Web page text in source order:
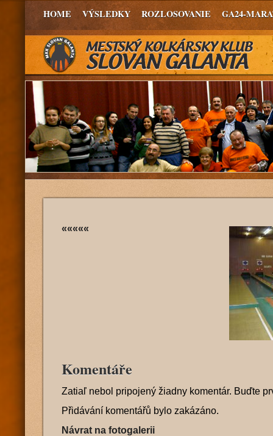
HOME VÝSLEDKY ROZLOSOVANIE GA24-
«««««
Komentáře
Zatiaľ nebol pripojený žiadny komentár. Buďte
Přidávání komentářů bylo zakázáno.
Návrat na fotogalerii